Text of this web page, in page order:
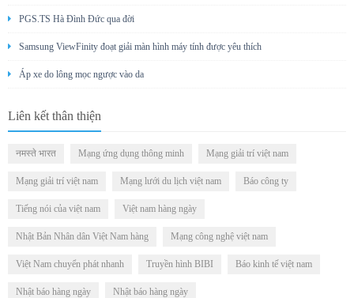
PGS.TS Hà Đình Đức qua đời
Samsung ViewFinity đoạt giải màn hình máy tính được yêu thích
Áp xe do lông mọc ngược vào da
Liên kết thân thiện
नमस्ते भारत Mạng ứng dụng thông minh Mạng giải trí việt nam
Mạng giải trí việt nam Mạng lưới du lịch việt nam Báo công ty
Tiếng nói của việt nam Việt nam hàng ngày
Nhật Bản Nhân dân Việt Nam hàng Mạng công nghệ việt nam
Việt Nam chuyển phát nhanh Truyền hình BIBI Báo kinh tế việt nam
Nhật báo hàng ngày Nhật báo hàng ngày